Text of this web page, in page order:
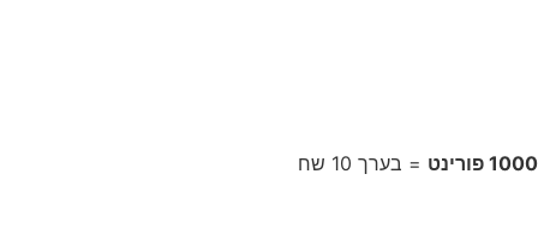
1000 פורינט = בערך 10 שח